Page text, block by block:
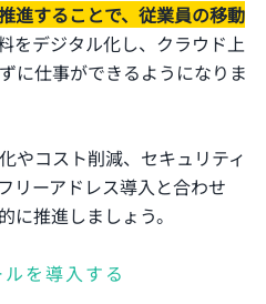
進することで、従業員の移動
をデジタル化し、クラウド上
に仕事ができるようになりま
やコスト削減、セキュリティ
リーアドレス導入と合わせ
に推進しましょう。
を導入する